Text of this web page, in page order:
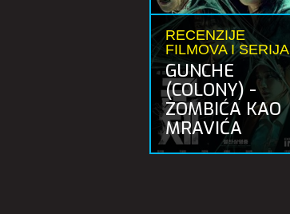
RECENZIJE
FILMOVA I SERIJA
GUNCHE
(COLONY) -
ZOMBIĆA KAO
MRAVIĆA